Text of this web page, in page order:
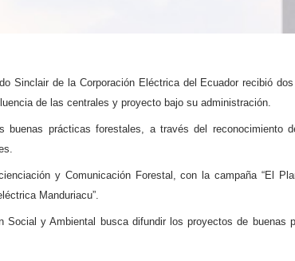
Sinclair de la Corporación Eléctrica del Ecuador recibió
de las centrales y proyecto bajo su administración.
prácticas forestales, a través del reconocimiento
y Comunicación Forestal, con la campaña “El
Manduriacu”.
y Ambiental busca difundir los proyectos de buenas